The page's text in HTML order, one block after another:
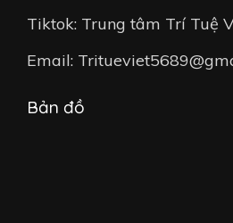
Tiktok: Trung tâm Trí Tuệ
Email:
Bản đồ